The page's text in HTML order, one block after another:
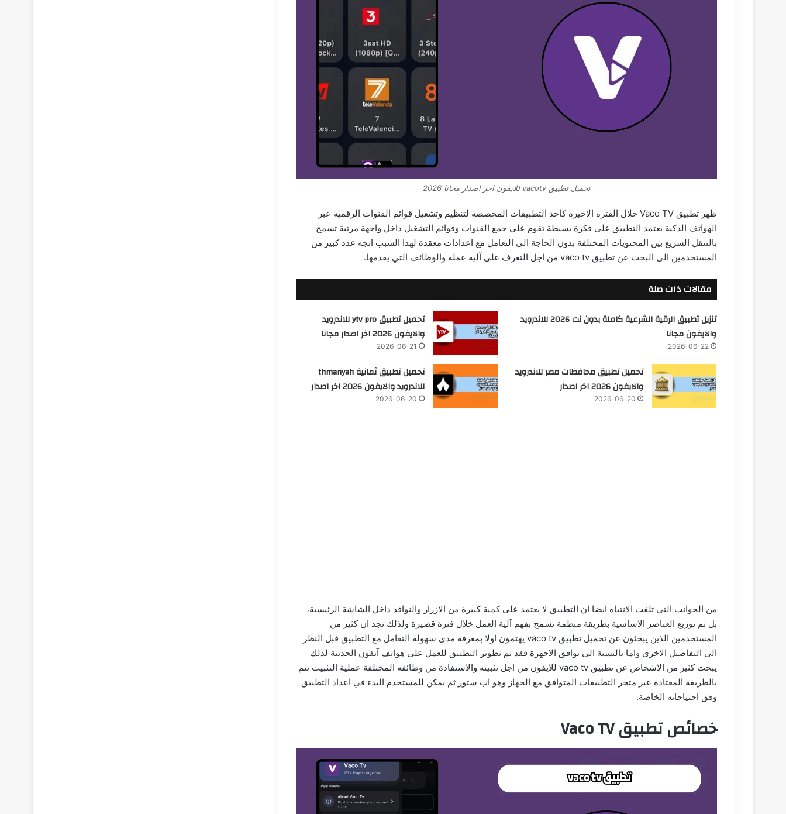
تحميل تطبيق vacotv للايفون اخر اصدار مجانا 2026
ظهر تطبيق Vaco TV خلال الفترة الاخيرة كاحد التطبيقات المخصصة لتنظيم وتشغيل قوائم القنوات الرقمية عبر
الهواتف الذكية يعتمد التطبيق على فكرة بسيطة تقوم على جمع القنوات وقوائم التشغيل داخل واجهة مرتبة تسمح
بالتنقل السريع بين المحتويات المختلفة بدون الحاجة الى التعامل مع اعدادات معقدة لهذا السبب اتجه عدد كبير من
المستخدمين الى البحث عن تطبيق vaco tv من اجل التعرف على آلية عمله والوظائف التي يقدمها.
مقالات ذات صلة
تنزيل تطبيق الرقية الشرعية كاملة بدون نت 2026 للاندرويد
والايفون مجانا
2026-06-22
تحميل تطبيق ytv pro للاندرويد
والايفون 2026 اخر اصدار مجانا
2026-06-21
تحميل تطبيق محافظات مصر للاندرويد
والايفون 2026 اخر اصدار
2026-06-20
تحميل تطبيق ثمانية thmanyah
للاندرويد والايفون 2026 اخر اصدار
2026-06-20
من الجوانب التي تلفت الانتباه ايضا ان التطبيق لا يعتمد على كمية كبيرة من الازرار والنوافذ داخل الشاشة الرئيسية،
بل تم توزيع العناصر الاساسية بطريقة منظمة تسمح بفهم آلية العمل خلال فترة قصيرة ولذلك نجد ان كثير من
المستخدمين الذين يبحثون عن تحميل تطبيق vaco tv يهتمون اولا بمعرفة مدى سهولة التعامل مع التطبيق قبل النظر
الى التفاصيل الاخرى واما بالنسبة الى توافق الاجهزة فقد تم تطوير التطبيق للعمل على هواتف آيفون الحديثة لذلك
يبحث كثير من الاشخاص عن تطبيق vaco tv للايفون من اجل تثبيته والاستفادة من وظائفه المختلفة عملية التثبيت تتم
بالطريقة المعتادة عبر متجر التطبيقات المتوافق مع الجهاز وهو اب ستور ثم يمكن للمستخدم البدء في اعداد التطبيق
وفق احتياجاته الخاصة.
خصائص تطبيق Vaco TV